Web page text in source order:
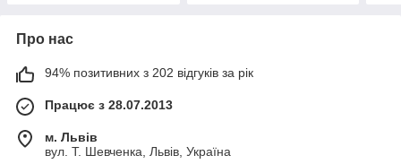
Про нас
94% позитивних з 202 відгуків за рік
Працює з 28.07.2013
м. Львів
вул. Т. Шевченка, Львів, Україна